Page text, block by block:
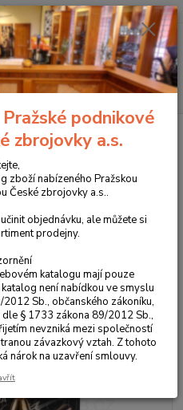
Menu
Hledat
náboje
Náboje Sellier & Bellot
Bellot 9mm
6,5g
podnikové
zbrojovky a.s.
zboží nabízeného Pražskou
České zbrojovky a.s..
objednávku, ale můžete si
prodejny.
katalogu mají pouze
není nabídkou ve smyslu
Sb., občanského zákoníku,
§ 1733 zákona 89/2012 Sb.,
nevzniká mezi společností
závazkový vztah. Z tohoto
nárok na uzavření smlouvy.